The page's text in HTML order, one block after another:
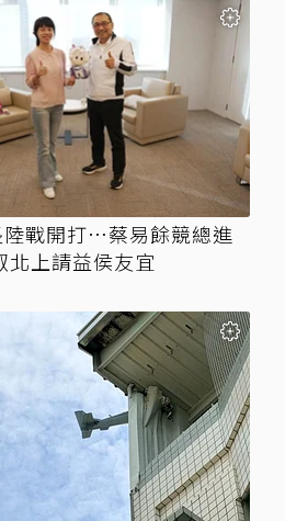
陸戰開打…蔡易餘競總進
北上請益侯友宜